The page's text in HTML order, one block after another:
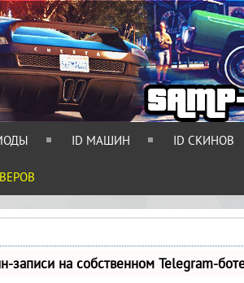
ID МАШИН ID СКИНОВ
записи на собственном Telegram-